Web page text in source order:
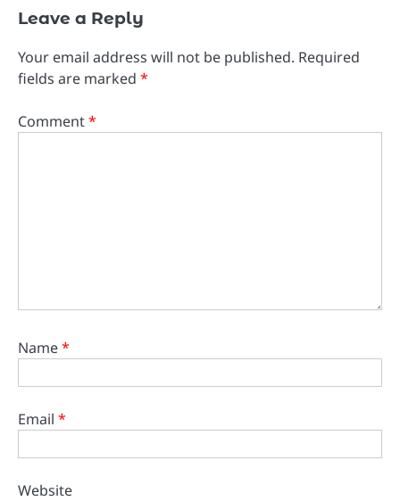
Leave a Reply
Your email address will not be published. Required
fields are marked *
Comment*
Name*
Email *
Website